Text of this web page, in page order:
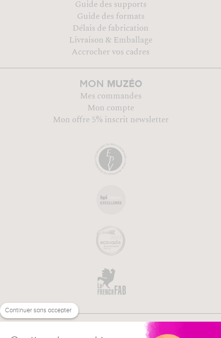
Guide des supports
Guide des formats
Délais de fabrication
Livraison & Emballage
Accrocher vos cadres
MON MUZÉO
Mes commandes
Mon compte
Mon offre 5% inscrit newsletter
Continuer sans accepter